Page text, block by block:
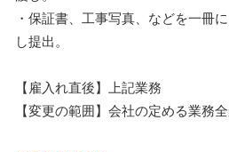
・保証書、工事写真、などを一冊
し提出。
【雇入れ直後】上記業務
【変更の範囲】会社の定める業務